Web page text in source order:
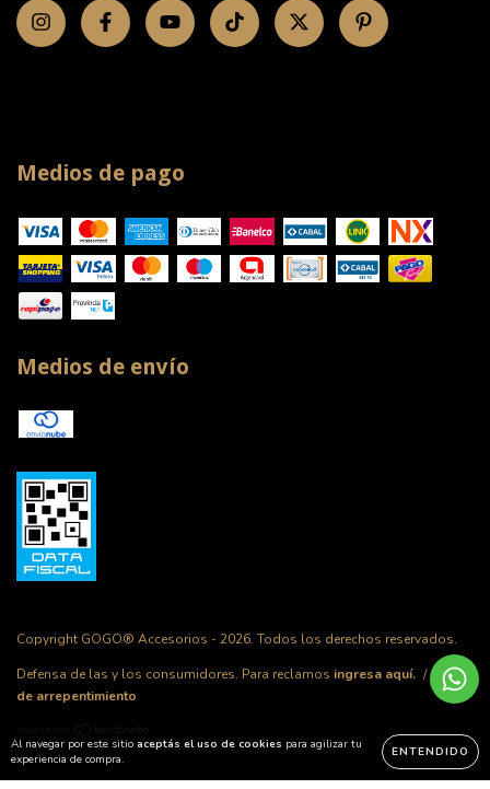
Al navegar por este sitio aceptás el uso de cookies para agilizar tu
experiencia de compra.
ENTENDIDO
Medios de pago
Medios de envío
Copyright GOGO® Accesorios - 2026. Todos los derechos reservados.
Defensa de las y los consumidores. Para reclamos ingresa aquí. /
Botón
de arrepentimiento